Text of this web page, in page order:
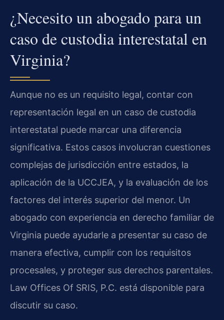
¿Necesito un abogado para un
caso de custodia interestatal en
Virginia?
Aunque no es un requisito legal, contar con
representación legal en un caso de custodia
interestatal puede marcar una diferencia
significativa. Estos casos involucran cuestiones
complejas de jurisdicción entre estados, la
aplicación de la UCCJEA, y la evaluación de los
factores del interés superior del menor. Un
abogado con experiencia en derecho familiar de
Virginia puede ayudarle a presentar su caso de
manera efectiva, cumplir con los requisitos
procesales, y proteger sus derechos parentales.
Law Offices Of SRIS, P.C. está disponible para
discutir su caso.